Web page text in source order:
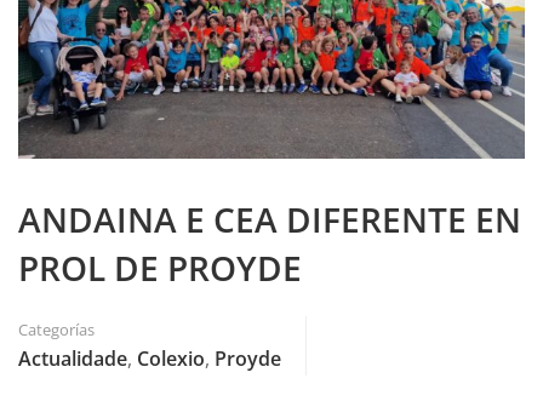
ANDAINA E CEA DIFERENTE EN
PROL DE PROYDE
Categorías
Actualidade, Colexio, Proyde